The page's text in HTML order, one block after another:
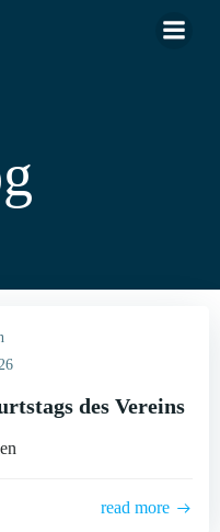
des Vereins
read more